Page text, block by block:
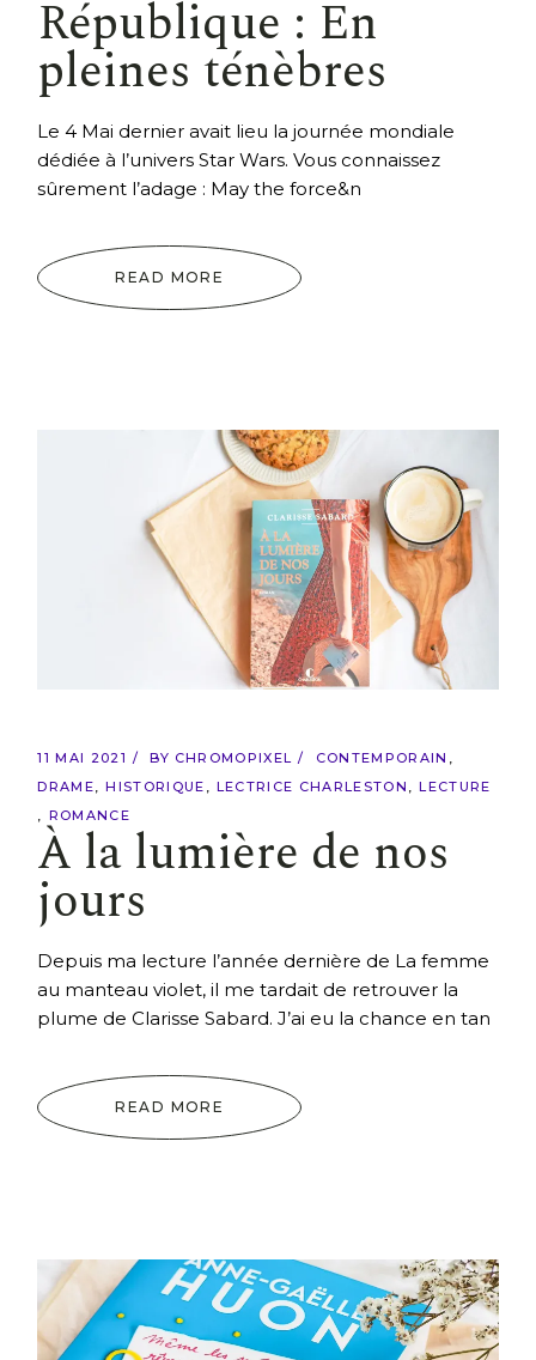
République : En
pleines ténèbres
Le 4 Mai dernier avait lieu la journée mondiale
dédiée à l’univers Star Wars. Vous connaissez
sûrement l’adage : May the force&n
READ MORE
11 MAI 2021 BY CHROMOPIXEL
CONTEMPORAIN
DRAME
HISTORIQUE LECTRICE CHARLESTON
LECTURE
ROMANCE
À la lumière de nos
jours
Depuis ma lecture l’année dernière de La femme
au manteau violet, il me tardait de retrouver la
plume de Clarisse Sabard. J’ai eu la chance en tan
READ MORE